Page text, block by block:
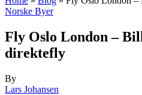
Norske Byer
Fly Oslo London –
direktefly
By
Lars Johansen